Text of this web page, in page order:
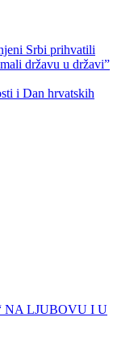
Srbi prihvatili
državu u državi”
i Dan hrvatskih
NA LJUBOVU I U